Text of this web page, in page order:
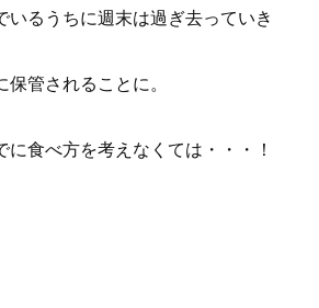
いるうちに週末は過ぎ去っていき
保管されることに。
に食べ方を考えなくては・・・！